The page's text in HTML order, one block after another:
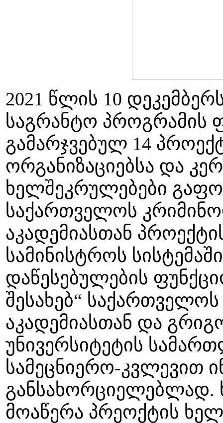
2021 წლის 10
საგრანტო პროგრამის
გამარჯვებულ 14
ორგანიზაციებსა და
ხელშეკრულებები
საქართველოს
აკადემიასთან
სამინისტროს
დაწესებულების
შესახებ“
აკადემიასთან და
უნივერსიტეტის
სამეცნიერო-კვლევით
განსახორციელებლად.
მოაწერა პრეოქტის